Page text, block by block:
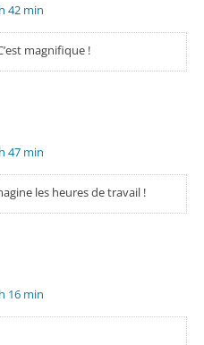
42 min
magnifique !
47 min
les heures de travail !
16 min